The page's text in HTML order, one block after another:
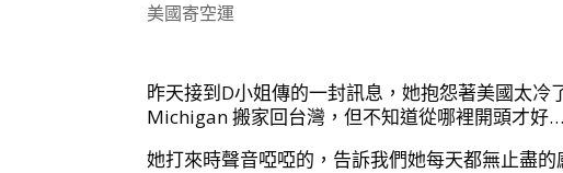
美國寄空運
昨天接到D小姐傳的一封訊息，她抱怨著美國太
Michigan 搬家回台灣，但不知道從哪裡開頭才
她打來時聲音啞啞的，告訴我們她每天都無止盡的